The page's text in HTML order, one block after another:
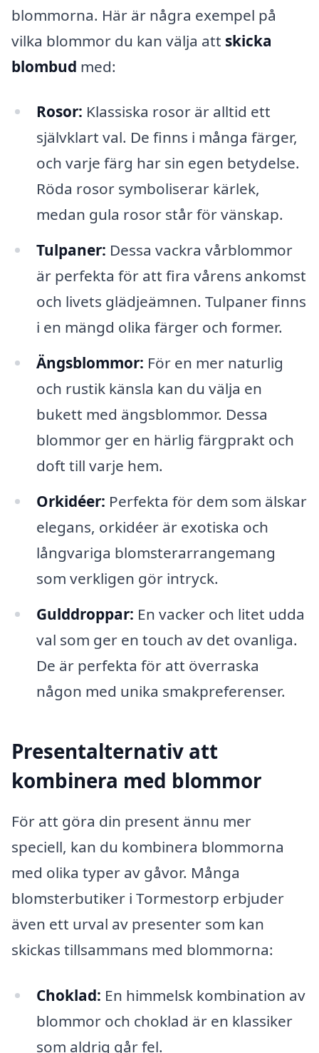
blommorna. Här är några exempel på
vilka blommor du kan välja att skicka
blombud med:
Rosor: Klassiska rosor är alltid ett
självklart val. De finns i många färger,
och varje färg har sin egen betydelse.
Röda rosor symboliserar kärlek,
medan gula rosor står för vänskap.
Tulpaner: Dessa vackra vårblommor
är perfekta för att fira vårens ankomst
och livets glädjeämnen. Tulpaner finns
i en mängd olika färger och former.
Ängsblommor: För en mer naturlig
och rustik känsla kan du välja en
bukett med ängsblommor. Dessa
blommor ger en härlig färgprakt och
doft till varje hem.
Orkidéer: Perfekta för dem som älskar
elegans, orkidéer är exotiska och
långvariga blomsterarrangemang
som verkligen gör intryck.
Gulddroppar: En vacker och litet udda
val som ger en touch av det ovanliga.
De är perfekta för att överraska
någon med unika smakpreferenser.
Presentalternativ att
kombinera med blommor
För att göra din present ännu mer
speciell, kan du kombinera blommorna
med olika typer av gåvor. Många
blomsterbutiker i Tormestorp erbjuder
även ett urval av presenter som kan
skickas tillsammans med blommorna:
Choklad: En himmelsk kombination av
blommor och choklad är en klassiker
som aldrig går fel.